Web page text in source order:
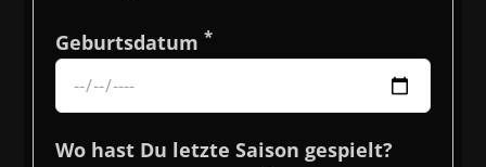
Geburtsdatum *
Wo hast Du letzte Saison gespielt?